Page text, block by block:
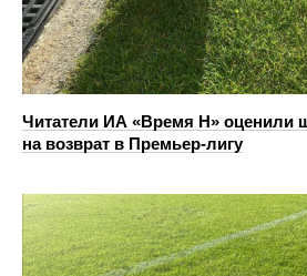
Читатели ИА «Время Н» оценили
на возврат в Премьер-лигу